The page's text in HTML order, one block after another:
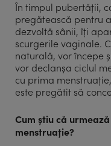
În timpul pubertății,
pregătească pentru
dezvoltă sânii, îți
scurgerile vaginale.
naturală, vor începe
vor declanșa ciclul
cu prima
este pregătit să
Cum știu că
menstruație?